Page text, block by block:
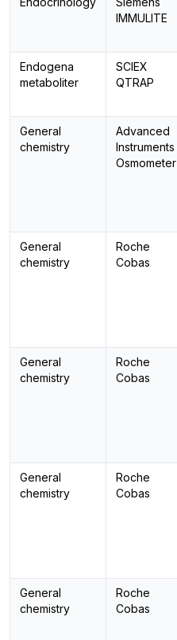
IMMULITE
Endogena
metaboliter
SCIEX
QTRAP
General
chemistry
Advanced
Instruments
Osmometer
General
chemistry
Roche
Cobas
General
chemistry
Roche
Cobas
General
chemistry
Roche
Cobas
General
chemistry
Roche
Cobas